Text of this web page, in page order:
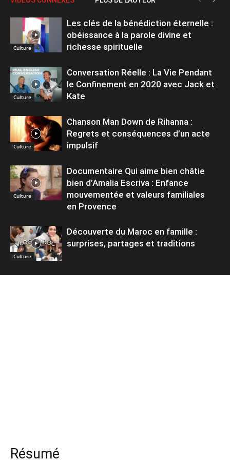
Culture
Les clés de la bénédiction éternelle :
obéissance à la parole divine et
richesse spirituelle
Culture
Conversation Réelle : La Vie Pendant
le Confinement en 2020 avec Jack et
Kate
Culture
Chanson Man Down de Rihanna :
Regrets et conséquences d’un acte
impulsif
Culture
Documentaire Qui aime bien châtie
bien d’Amalia Escriva : Enfance
mouvementée et valeurs familiales
en Provence
Culture
Découverte du Maroc en famille :
surprises, partages et traditions
Résumé